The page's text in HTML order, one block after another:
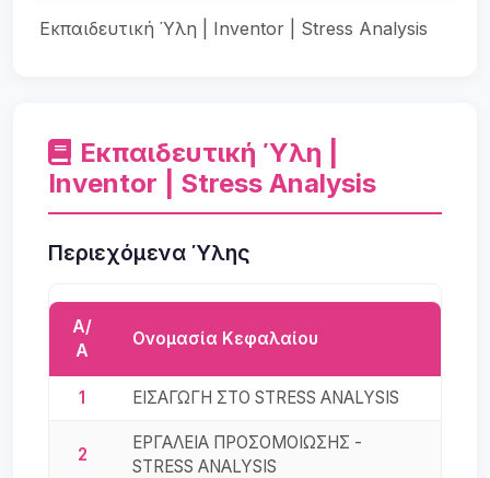
Εκπαιδευτική Ύλη | Inventor | Stress Analysis
Εκπαιδευτική Ύλη |
Inventor | Stress Analysis
Περιεχόμενα Ύλης
Α/
Α
Ονομασία Κεφαλαίου
1 ΕΙΣΑΓΩΓΗ ΣΤΟ STRESS ANALYSIS
2
ΕΡΓΑΛΕΙΑ ΠΡΟΣΟΜΟΙΩΣΗΣ -
STRESS ANALYSIS